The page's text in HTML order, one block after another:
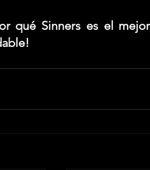
qué Sinners es el